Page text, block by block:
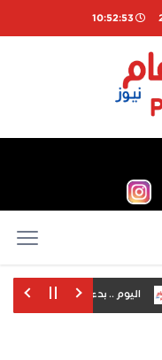
10:52:54
اليوم .. بدء أولي فعاليات